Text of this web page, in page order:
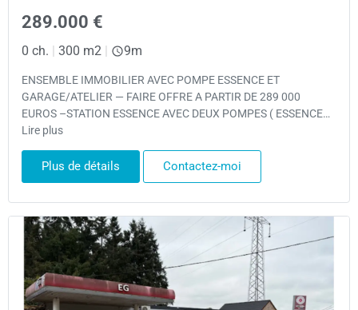
289.000 €
0 ch. | 300 m2 | 9m
ENSEMBLE IMMOBILIER AVEC POMPE ESSENCE ET
GARAGE/ATELIER — FAIRE OFFRE A PARTIR DE 289 000
EUROS –STATION ESSENCE AVEC DEUX POMPES ( ESSENCE…
Lire plus
Plus de détails Contactez-moi